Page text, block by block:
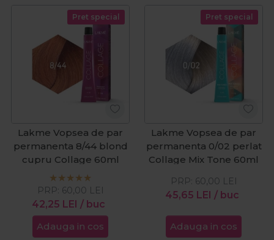
Pret special
Lakme Vopsea de par
permanenta 8/44 blond
cupru Collage 60ml
42,25 LEI / buc
PRP: 60,00 LEI
Adauga in cos
Pret special
Lakme Vopsea de par
permanenta 0/02 perlat
Collage Mix Tone 60ml
45,65 LEI / buc
PRP: 60,00 LEI
Adauga in cos